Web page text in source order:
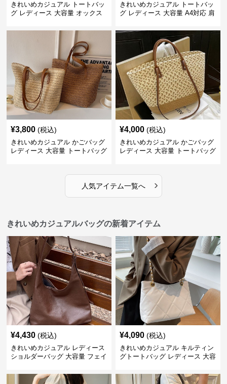
きれいめカジュアル トートバッ
グ レディース 大容量 オックス
繍デザイン 肩掛け おしゃれ
きれいめカジュアル トートバッ
グ レディース 大容量 A4対応 肩
¥3,800 (税込)
きれいめカジュアル かごバッグ
レディース 大容量 トートバッグ
¥4,000 (税込)
きれいめカジュアル かごバッグ
レディース 大容量 トートバッグ
人気アイテム一覧へ ›
きれいめカジュアルバッグの新着アイテム
¥4,430 (税込)
きれいめカジュアル レディース
ショルダーバッグ 大容量 フェイ
2WAY ヴィンテージ風
¥4,090 (税込)
きれいめカジュアル キルティン
グトートバッグ レディース 大容
ゃれ 通勤・通学 シンプル